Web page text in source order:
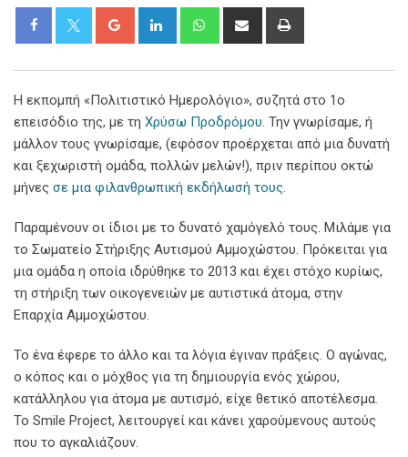
Google+ LinkedIn WhatsappShare
Η εκπομπή «Πολιτιστικό Ημερολόγιο», συζητά στο 1ο
επεισόδιο της, με τη Χρύσω Προδρόμου. Την γνωρίσαμε, ή
μάλλον τους γνωρίσαμε, (εφόσον προέρχεται από μια δυνατή
και ξεχωριστή ομάδα, πολλών μελών!), πριν περίπου οκτώ
μήνες σε μια φιλανθρωπική εκδήλωσή τους.
Παραμένουν οι ίδιοι με το δυνατό χαμόγελό τους. Μιλάμε για
το Σωματείο Στήριξης Αυτισμού Αμμοχώστου. Πρόκειται για
μια ομάδα η οποία ιδρύθηκε το 2013 και έχει στόχο κυρίως,
τη στήριξη των οικογενειών με αυτιστικά άτομα, στην
Επαρχία Αμμοχώστου.
Το ένα έφερε το άλλο και τα λόγια έγιναν πράξεις. Ο αγώνας,
ο κόπος και ο μόχθος για τη δημιουργία ενός χώρου,
κατάλληλου για άτομα με αυτισμό, είχε θετικό αποτέλεσμα.
Το Smile Project, λειτουργεί και κάνει χαρούμενους αυτούς
που το αγκαλιάζουν.